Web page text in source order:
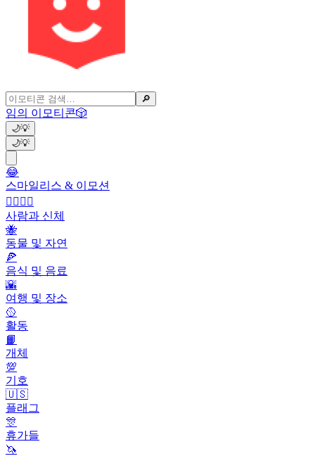
🔎
임의 이모티콘🎲
🌙💡
🌙💡
😂
스마일리스 & 이모션
👩‍❤️‍💋‍👨
사람과 신체
🐝
동물 및 자연
🍕
음식 및 음료
🌇
여행 및 장소
🥎
활동
📙
개체
💯
기호
🇺🇸
플래그
🎊
휴가들
🦄